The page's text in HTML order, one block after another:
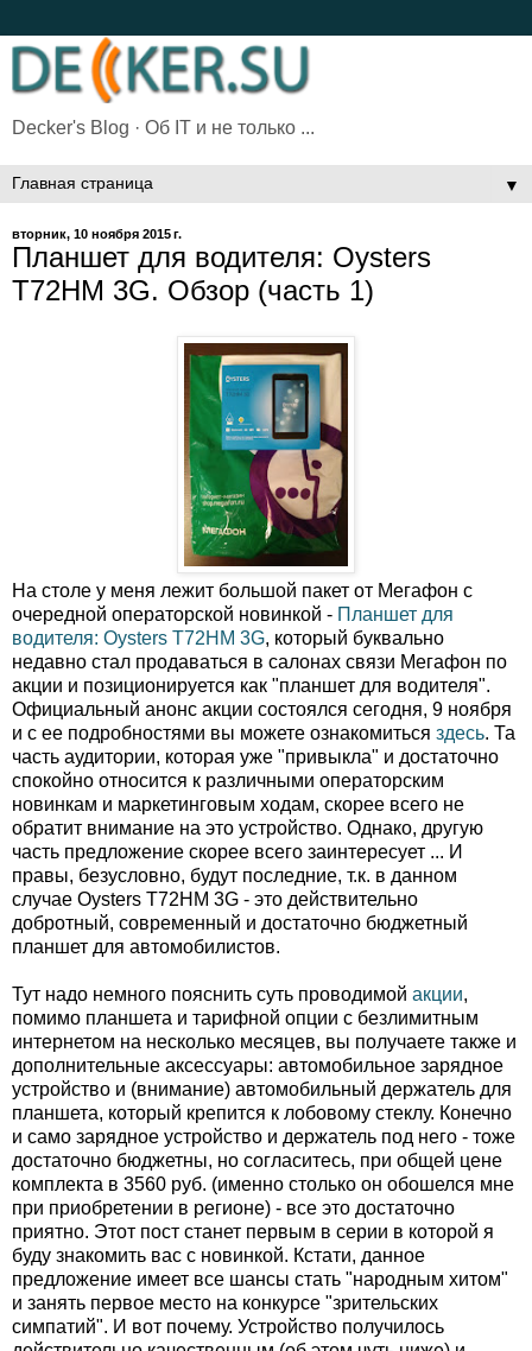
Decker's Blog · Об IT и не только ...
▼
вторник, 10 ноября 2015 г.
Планшет для водителя: Oysters
T72HM 3G. Обзор (часть 1)
На столе у меня лежит большой пакет от Мегафон с
очередной операторской новинкой - Планшет для
водителя: Oysters T72HM 3G, который буквально
недавно стал продаваться в салонах связи Мегафон по
акции и позиционируется как "планшет для водителя".
Официальный анонс акции состоялся сегодня, 9 ноября
и с ее подробностями вы можете ознакомиться здесь. Та
часть аудитории, которая уже "привыкла" и достаточно
спокойно относится к различными операторским
новинкам и маркетинговым ходам, скорее всего не
обратит внимание на это устройство. Однако, другую
часть предложение скорее всего заинтересует ... И
правы, безусловно, будут последние, т.к. в данном
случае Oysters T72HM 3G - это действительно
добротный, современный и достаточно бюджетный
планшет для автомобилистов.
Тут надо немного пояснить суть проводимой акции,
помимо планшета и тарифной опции с безлимитным
интернетом на несколько месяцев, вы получаете также и
дополнительные аксессуары: автомобильное зарядное
устройство и (внимание) автомобильный держатель для
планшета, который крепится к лобовому стеклу. Конечно
и само зарядное устройство и держатель под него - тоже
достаточно бюджетны, но согласитесь, при общей цене
комплекта в 3560 руб. (именно столько он обошелся мне
при приобретении в регионе) - все это достаточно
приятно. Этот пост станет первым в серии в которой я
буду знакомить вас с новинкой. Кстати, данное
предложение имеет все шансы стать "народным хитом"
и занять первое место на конкурсе "зрительских
симпатий". И вот почему. Устройство получилось